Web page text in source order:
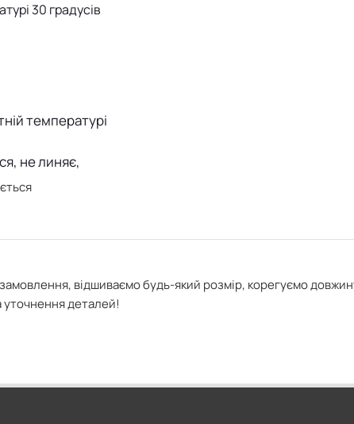
30 градусів
температурі
не линяє,
відшиваємо будь-який розмір, корегуємо
деталей!